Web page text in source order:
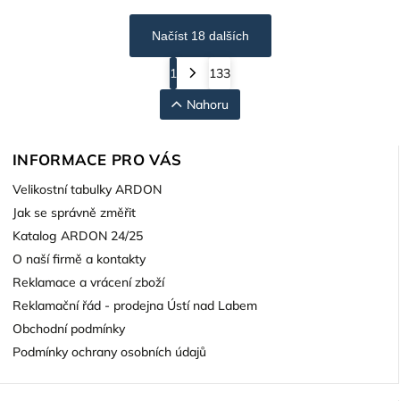
Načíst 18 dalších
1
133
Nahoru
INFORMACE PRO VÁS
Velikostní tabulky ARDON
Jak se správně změřit
Katalog ARDON 24/25
O naší firmě a kontakty
Reklamace a vrácení zboží
Reklamační řád - prodejna Ústí nad Labem
Obchodní podmínky
Podmínky ochrany osobních údajů